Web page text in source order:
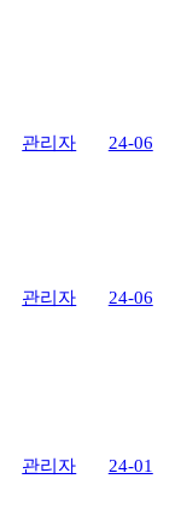
관리자 24-06
관리자 24-06
관리자 24-01